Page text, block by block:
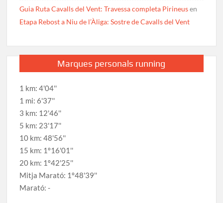
Guia Ruta Cavalls del Vent: Travessa completa Pirineusen
Etapa Rebost a Niu de l’Àliga: Sostre de Cavalls del Vent
Marques personals running
1 km: 4'04''
1 mi: 6'37''
3 km: 12'46''
5 km: 23'17''
10 km: 48'56''
15 km: 1º16'01''
20 km: 1º42'25''
Mitja Marató: 1º48'39''
Marató: -